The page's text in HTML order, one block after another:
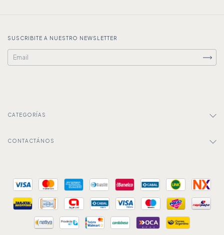
SUSCRIBITE A NUESTRO NEWSLETTER
CATEGORÍAS
CONTACTÁNOS